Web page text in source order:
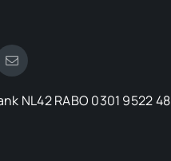
NL42 RABO 0301 9522 48